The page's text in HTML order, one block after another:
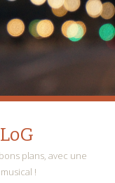
plans, avec une
!